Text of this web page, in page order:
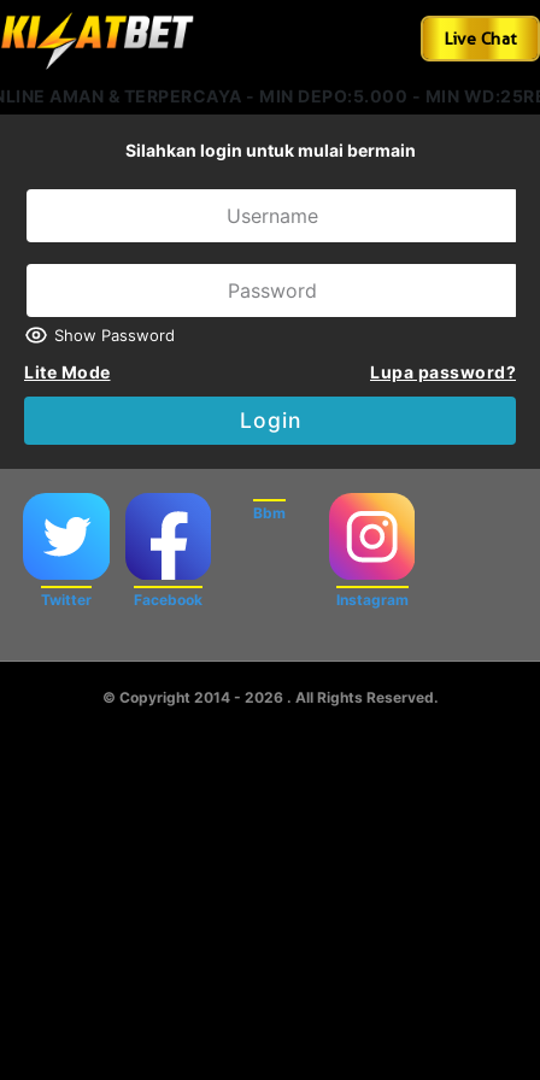
Live Chat
AMAN & TERPERCAYA - MIN DEPO:5.000 - MIN
Silahkan login untuk mulai bermain
Show Password
Lite Mode Lupa password?
Login
Twitter Facebook
Bbm
Instagram
© Copyright 2014 - 2026 . All Rights Reserved.